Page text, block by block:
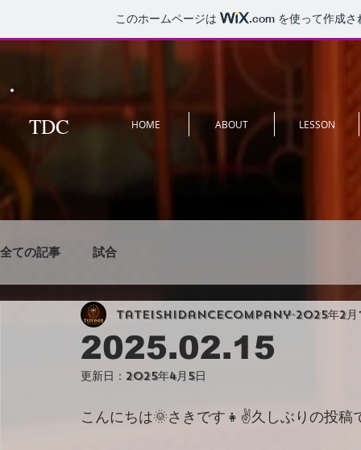
このホームページは .com を使って作成
TDC HOME ABOUT LESSON
全ての記事 試合
2025.02.15
tateishidancecompany 2025年2月
更新日： 2025年4月5日
こんにちは🌞さきです👧✌久しぶりの投